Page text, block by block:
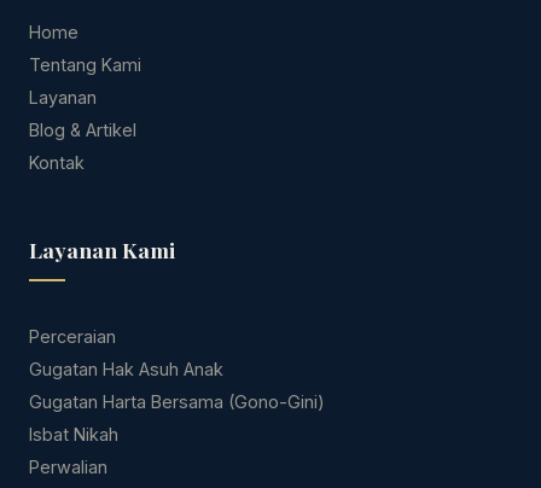
Home
Tentang Kami
Layanan
Blog & Artikel
Kontak
Layanan Kami
Perceraian
Gugatan Hak Asuh Anak
Gugatan Harta Bersama (Gono-Gini)
Isbat Nikah
Perwalian